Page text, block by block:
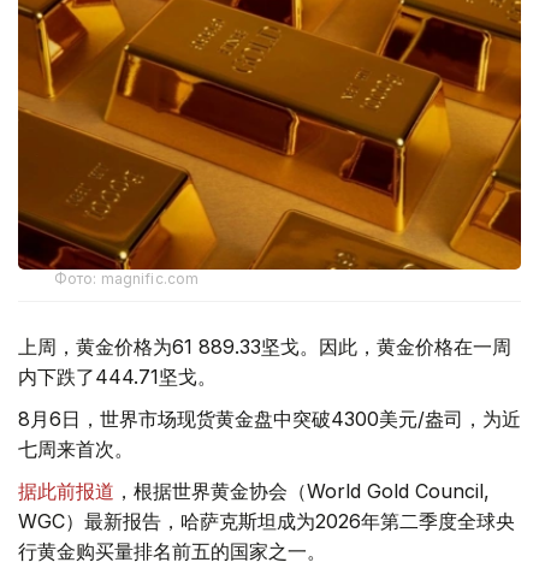
Фото: magnific.com
上周，黄金价格为61 889.33坚戈。因此，黄金价格在一周
内下跌了444.71坚戈。
8月6日，世界市场现货黄金盘中突破4300美元/盎司，为近
七周来首次。
据此前报道 ，根据世界黄金协会（World Gold Council,
WGC）最新报告，哈萨克斯坦成为2026年第二季度全球央
行黄金购买量排名前五的国家之一。